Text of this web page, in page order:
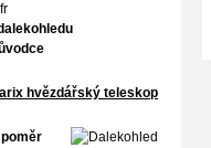
hvězdářský teleskop